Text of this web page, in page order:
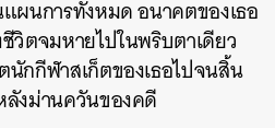
ผนการทั้งหมด อนาคตของเธอ
ตจมหายไปในพริบตาเดียว
กกีฬาสเก็ตของเธอไปจนสิ้น
งม่านควันของคดี